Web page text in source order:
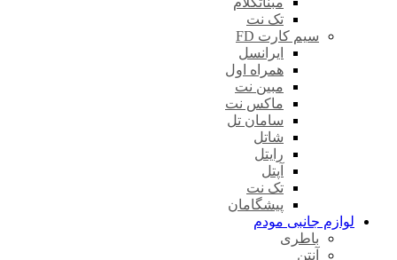
تک نت
سیم کارت FD
ایرانسل
همراه اول
مبین نت
ماکس نت
سامان تل
شاتل
رایتل
آپتل
تک نت
پیشگامان
لوازم جانبی مودم
باطری
آنتن